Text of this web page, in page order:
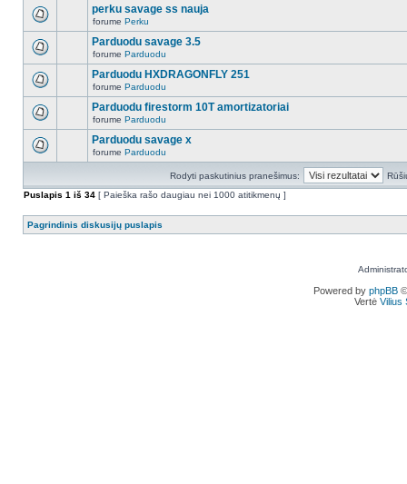
perku savage ss nauja
forume Perku
Parduodu savage 3.5
forume Parduodu
Parduodu HXDRAGONFLY 251
forume Parduodu
Parduodu firestorm 10T amortizatoriai
forume Parduodu
Parduodu savage x
forume Parduodu
Rodyti paskutinius pranešimus:
Puslapis 1 iš 34 [ Paieška rašo daugiau nei 1000 atitikmenų ]
Pagrindinis diskusijų puslapis
Powered by phpBB
Vertė Vilius